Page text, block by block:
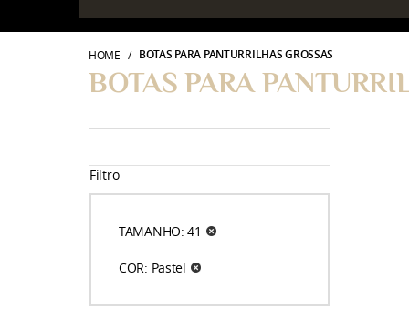
HOME BOTAS PARA PANTURRILHAS GROSSAS
BOTAS PARA
Filtro
TAMANHO: 41
COR: Pastel